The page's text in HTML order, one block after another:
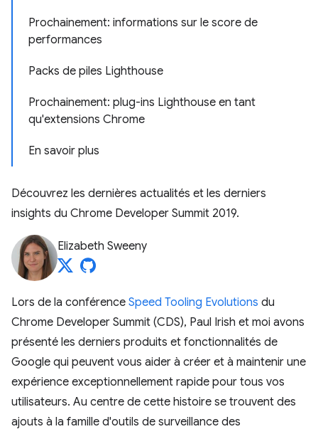
Prochainement: informations sur le score de
performances
Packs de piles Lighthouse
Prochainement: plug-ins Lighthouse en tant
qu'extensions Chrome
En savoir plus
Découvrez les dernières actualités et les derniers
insights du Chrome Developer Summit 2019.
Elizabeth Sweeny
Lors de la conférence Speed Tooling Evolutions du
Chrome Developer Summit (CDS), Paul Irish et moi avons
présenté les derniers produits et fonctionnalités de
Google qui peuvent vous aider à créer et à maintenir une
expérience exceptionnellement rapide pour tous vos
utilisateurs. Au centre de cette histoire se trouvent des
ajouts à la famille d'outils de surveillance des